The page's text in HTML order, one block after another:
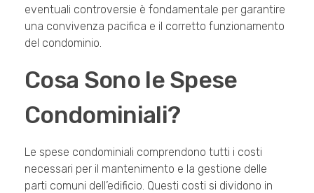
eventuali controversie è fondamentale per garantire
una convivenza pacifica e il corretto funzionamento
del condominio.
Cosa Sono le Spese
Condominiali?
Le spese condominiali comprendono tutti i costi
necessari per il mantenimento e la gestione delle
parti comuni dell’edificio. Questi costi si dividono in